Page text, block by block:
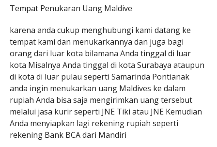
Tempat Penukaran Uang Maldive
karena anda cukup menghubungi kami datang ke
tempat kami dan menukarkannya dan juga bagi
orang dari luar kota bilamana Anda tinggal di luar
kota Misalnya Anda tinggal di kota Surabaya ataupun
di kota di luar pulau seperti Samarinda Pontianak
anda ingin menukarkan uang Maldives ke dalam
rupiah Anda bisa saja mengirimkan uang tersebut
melalui jasa kurir seperti JNE Tiki atau JNE Kemudian
Anda menyiapkan lagi rekening rupiah seperti
rekening Bank BCA dari Mandiri